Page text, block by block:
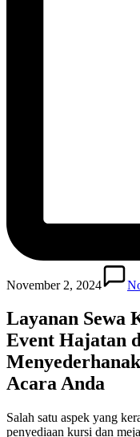
November 2, 2024
Layanan Sewa
Event Hajatan
Acara Anda
Salah satu aspek yang
penyediaan kursi dan meja